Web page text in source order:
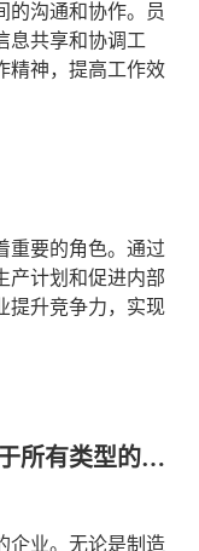
的沟通和协作。员
息共享和协调工
精神，提高工作效
重要的角色。通过
产计划和促进内部
提升竞争力，实现
1. 生产确认报工流程是否适用于所有类型的企业？
企业。无论是制造